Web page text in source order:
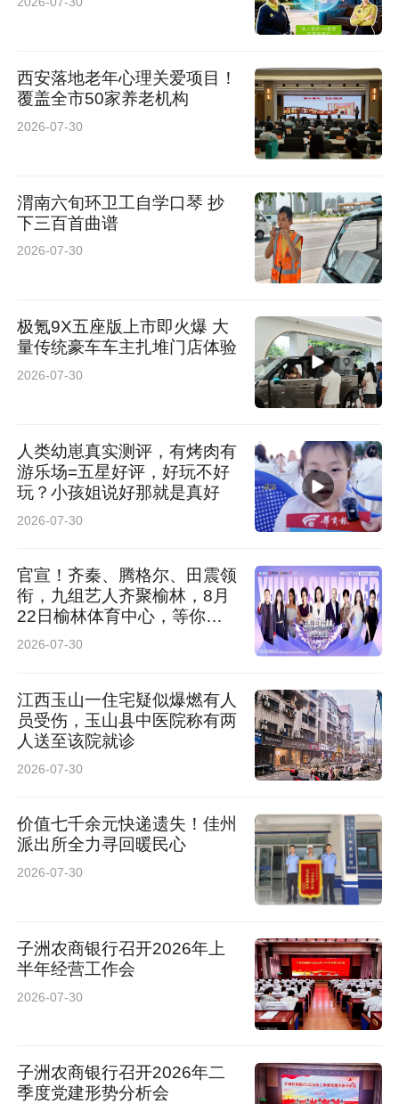
西安落地老年心理关爱项目！
覆盖全市50家养老机构
2026-07-30
渭南六旬环卫工自学口琴 抄
下三百首曲谱
2026-07-30
极氪9X五座版上市即火爆 大
量传统豪车车主扎堆门店体验
2026-07-30
人类幼崽真实测评，有烤肉有
游乐场=五星好评，好玩不好
玩？小孩姐说好那就是真好
2026-07-30
官宣！齐秦、腾格尔、田震领
衔，九组艺人齐聚榆林，8月
22日榆林体育中心，等你
来！
2026-07-30
江西玉山一住宅疑似爆燃有人
员受伤，玉山县中医院称有两
人送至该院就诊
2026-07-30
价值七千余元快递遗失！佳州
派出所全力寻回暖民心
2026-07-30
子洲农商银行召开2026年上
半年经营工作会
2026-07-30
子洲农商银行召开2026年二
季度党建形势分析会